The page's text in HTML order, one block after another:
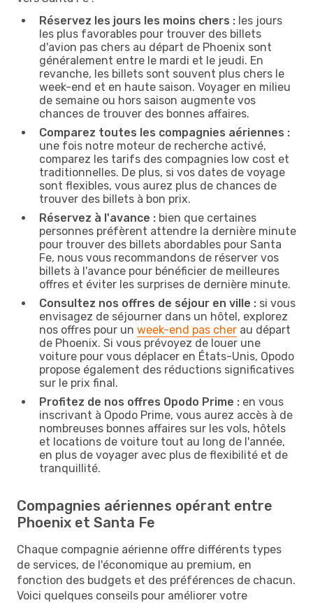
Réservez les jours les moins chers : les jours
les plus favorables pour trouver des billets
d'avion pas chers au départ de Phoenix sont
généralement entre le mardi et le jeudi. En
revanche, les billets sont souvent plus chers le
week-end et en haute saison. Voyager en milieu
de semaine ou hors saison augmente vos
chances de trouver des bonnes affaires.
Comparez toutes les compagnies aériennes :
une fois notre moteur de recherche activé,
comparez les tarifs des compagnies low cost et
traditionnelles. De plus, si vos dates de voyage
sont flexibles, vous aurez plus de chances de
trouver des billets à bon prix.
Réservez à l'avance : bien que certaines
personnes préfèrent attendre la dernière minute
pour trouver des billets abordables pour Santa
Fe, nous vous recommandons de réserver vos
billets à l'avance pour bénéficier de meilleures
offres et éviter les surprises de dernière minute.
Consultez nos offres de séjour en ville : si vous
envisagez de séjourner dans un hôtel, explorez
nos offres pour un week-end pas cher au départ
de Phoenix. Si vous prévoyez de louer une
voiture pour vous déplacer en États-Unis, Opodo
propose également des réductions significatives
sur le prix final.
Profitez de nos offres Opodo Prime : en vous
inscrivant à Opodo Prime, vous aurez accès à de
nombreuses bonnes affaires sur les vols, hôtels
et locations de voiture tout au long de l'année,
en plus de voyager avec plus de flexibilité et de
tranquillité.
Compagnies aériennes opérant entre
Phoenix et Santa Fe
Chaque compagnie aérienne offre différents types
de services, de l'économique au premium, en
fonction des budgets et des préférences de chacun.
Voici quelques conseils pour améliorer votre